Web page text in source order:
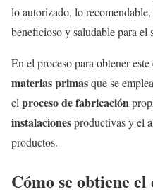
lo autorizado, lo
beneficioso y saludable para el
En el proceso para obtener
materias primasque se
el proceso de fabricación
instalacionesproductivas y el
productos.
Cómo se obtiene